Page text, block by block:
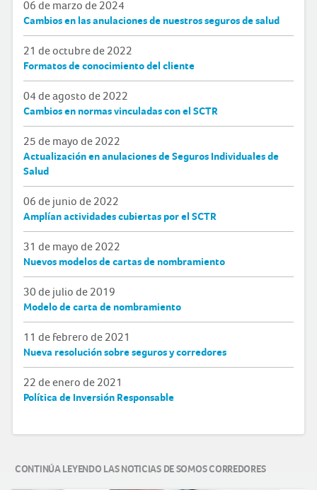
06 de marzo de 2024
Cambios en las anulaciones de nuestros seguros de salud
21 de octubre de 2022
Formatos de conocimiento del cliente
04 de agosto de 2022
Cambios en normas vinculadas con el SCTR
25 de mayo de 2022
Actualización en anulaciones de Seguros Individuales de
Salud
06 de junio de 2022
Amplían actividades cubiertas por el SCTR
31 de mayo de 2022
Nuevos modelos de cartas de nombramiento
30 de julio de 2019
Modelo de carta de nombramiento
11 de febrero de 2021
Nueva resolución sobre seguros y corredores
22 de enero de 2021
Política de Inversión Responsable
CONTINÚA LEYENDO LAS NOTICIAS DE SOMOS CORREDORES